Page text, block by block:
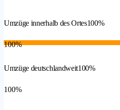
Umzüge innerhalb des Ortes100%
100%
Umzüge deutschlandweit100%
100%